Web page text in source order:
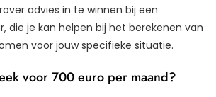
advies in te winnen bij een
die je kan helpen bij het berekenen van
voor jouw specifieke situatie.
voor 700 euro per maand?